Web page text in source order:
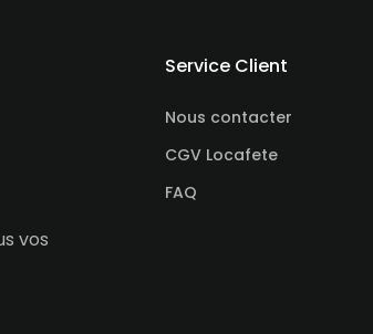
vos
Service Client
Nous contacter
CGV Locafete
FAQ